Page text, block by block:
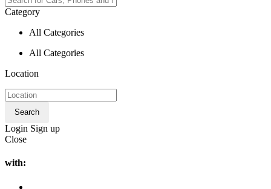
Category
All Categories
All Categories
Location
Search
Login Sign up
Close
with: